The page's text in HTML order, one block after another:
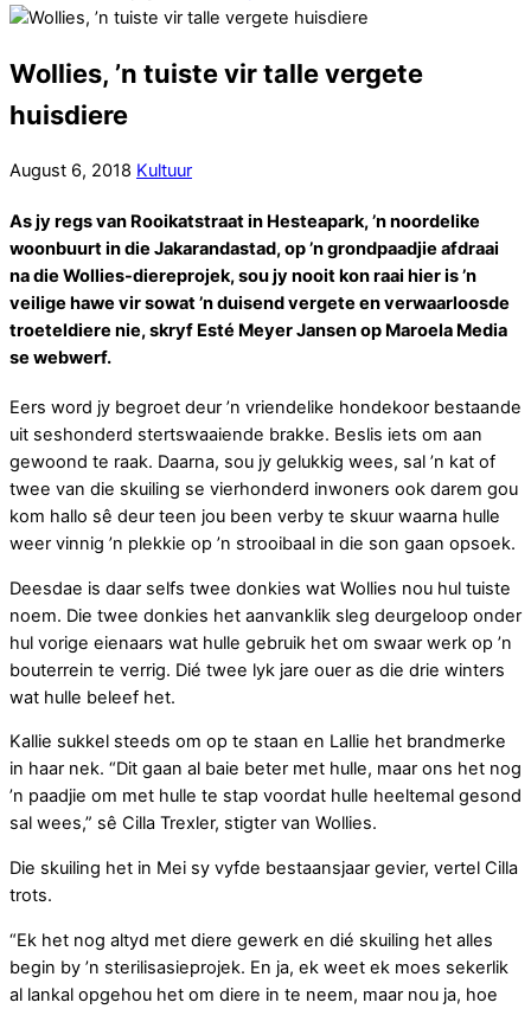
Wollies, ’n tuiste vir talle vergete
huisdiere
August 6, 2018 Kultuur
As jy regs van Rooikatstraat in Hesteapark, ʼn noordelike
woonbuurt in die Jakarandastad, op ʼn grondpaadjie afdraai
na die Wollies-diereprojek, sou jy nooit kon raai hier is ʼn
veilige hawe vir sowat ʼn duisend vergete en verwaarloosde
troeteldiere nie, skryf Esté Meyer Jansen op Maroela Media
se webwerf.
Eers word jy begroet deur ’n vriendelike hondekoor bestaande
uit seshonderd stertswaaiende brakke. Beslis iets om aan
gewoond te raak. Daarna, sou jy gelukkig wees, sal ʼn kat of
twee van die skuiling se vierhonderd inwoners ook darem gou
kom hallo sê deur teen jou been verby te skuur waarna hulle
weer vinnig ʼn plekkie op ʼn strooibaal in die son gaan opsoek.
Deesdae is daar selfs twee donkies wat Wollies nou hul tuiste
noem. Die twee donkies het aanvanklik sleg deurgeloop onder
hul vorige eienaars wat hulle gebruik het om swaar werk op ʼn
bouterrein te verrig. Dié twee lyk jare ouer as die drie winters
wat hulle beleef het.
Kallie sukkel steeds om op te staan en Lallie het brandmerke
in haar nek. “Dit gaan al baie beter met hulle, maar ons het nog
ʼn paadjie om met hulle te stap voordat hulle heeltemal gesond
sal wees,” sê Cilla Trexler, stigter van Wollies.
Die skuiling het in Mei sy vyfde bestaansjaar gevier, vertel Cilla
trots.
“Ek het nog altyd met diere gewerk en dié skuiling het alles
begin by ʼn sterilisasieprojek. En ja, ek weet ek moes sekerlik
al lankal opgehou het om diere in te neem, maar nou ja, hoe